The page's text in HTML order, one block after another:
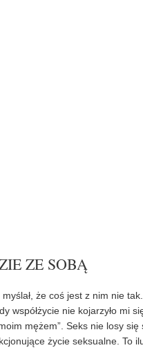
ZE SOBĄ
że coś jest z nim nie
współżycie nie kojarzyło mi
mężem”. Seks nie losy się
życie seksualne. To